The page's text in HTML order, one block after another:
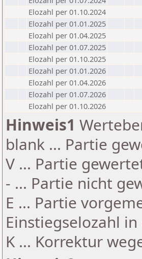
Elozahl per 01.10.2024
Elozahl per 01.01.2025
Elozahl per 01.04.2025
Elozahl per 01.07.2025
Elozahl per 01.10.2025
Elozahl per 01.01.2026
Elozahl per 01.04.2026
Elozahl per 01.07.2026
Elozahl per 01.10.2026
Hinweis1
blank ... Partie
V ... Partie
- ... Partie nicht
E ... Partie
Einstiegselozahl
K ... Korrektur